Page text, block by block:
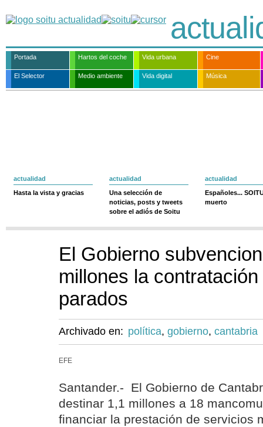
Portada Hartos del coche Vida urbana Cine
El Selector Medio ambiente Vida digital Música
actualidad
Hasta la vista y gracias
actualidad
Una selección de
noticias, posts y tweets
sobre el adiós de Soitu
actualidad
Españoles...
muerto
El Gobierno
millones la
parados
Archivado en: política, gobierno, cantabria
EFE
Santander.- El Gobierno de
destinar 1,1 millones a 18
financiar la prestación de servicios